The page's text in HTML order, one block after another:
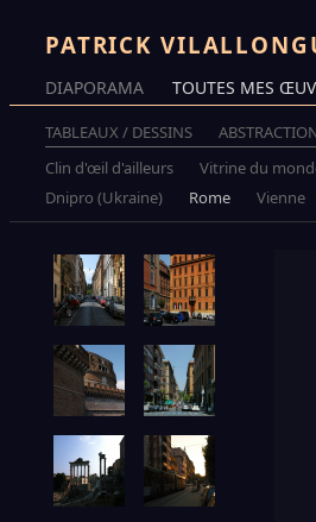
PATRICK
DIAPORAMA TOUTES MES
TABLEAUX / DESSINS
Clin d'œil d'ailleurs
Vitrine du
Dnipro (Ukraine)
Rome Vienne